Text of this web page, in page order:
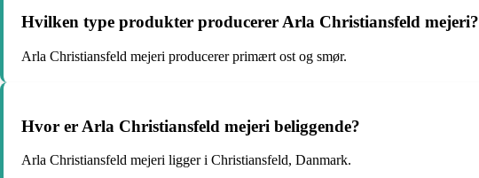
Hvilken type produkter producerer Arla Christiansfeld mejeri?
Arla Christiansfeld mejeri producerer primært ost og smør.
Hvor er Arla Christiansfeld mejeri beliggende?
Arla Christiansfeld mejeri ligger i Christiansfeld, Danmark.